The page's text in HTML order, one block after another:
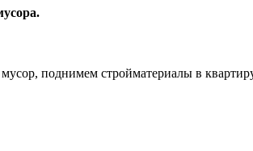
поднимем стройматериалы в